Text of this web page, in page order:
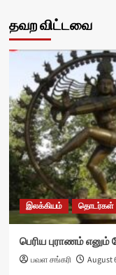
தவற விட்டவை
இலக்கியம் தொடர்கள்
பெரிய புராணம் எனும்
பவள சங்கரி August